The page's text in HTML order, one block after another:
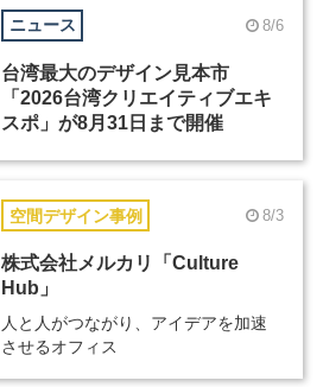
ニュース 8/6
台湾最大のデザイン見本市
「2026台湾クリエイティブエキ
スポ」が8月31日まで開催
空間デザイン事例 8/3
株式会社メルカリ「Culture
Hub」
人と人がつながり、アイデアを加速
させるオフィス